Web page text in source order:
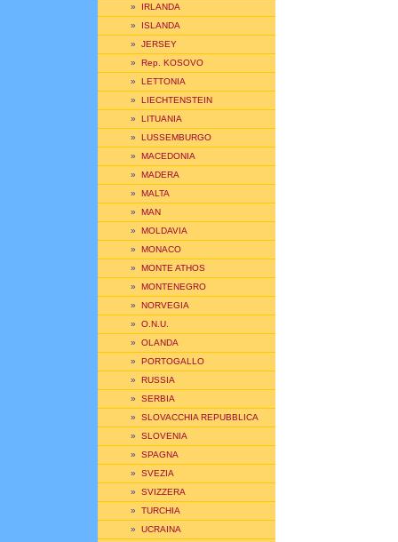
» IRLANDA
» ISLANDA
» JERSEY
» Rep. KOSOVO
» LETTONIA
» LIECHTENSTEIN
» LITUANIA
» LUSSEMBURGO
» MACEDONIA
» MADERA
» MALTA
» MAN
» MOLDAVIA
» MONACO
» MONTE ATHOS
» MONTENEGRO
» NORVEGIA
» O.N.U.
» OLANDA
» PORTOGALLO
» RUSSIA
» SERBIA
» SLOVACCHIA REPUBBLICA
» SLOVENIA
» SPAGNA
» SVEZIA
» SVIZZERA
» TURCHIA
» UCRAINA